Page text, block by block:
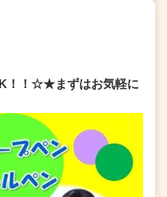
！！☆★まずはお気軽に